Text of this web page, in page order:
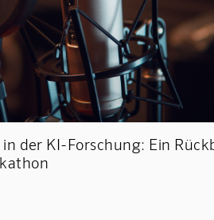
der KI-Forschung: Ein